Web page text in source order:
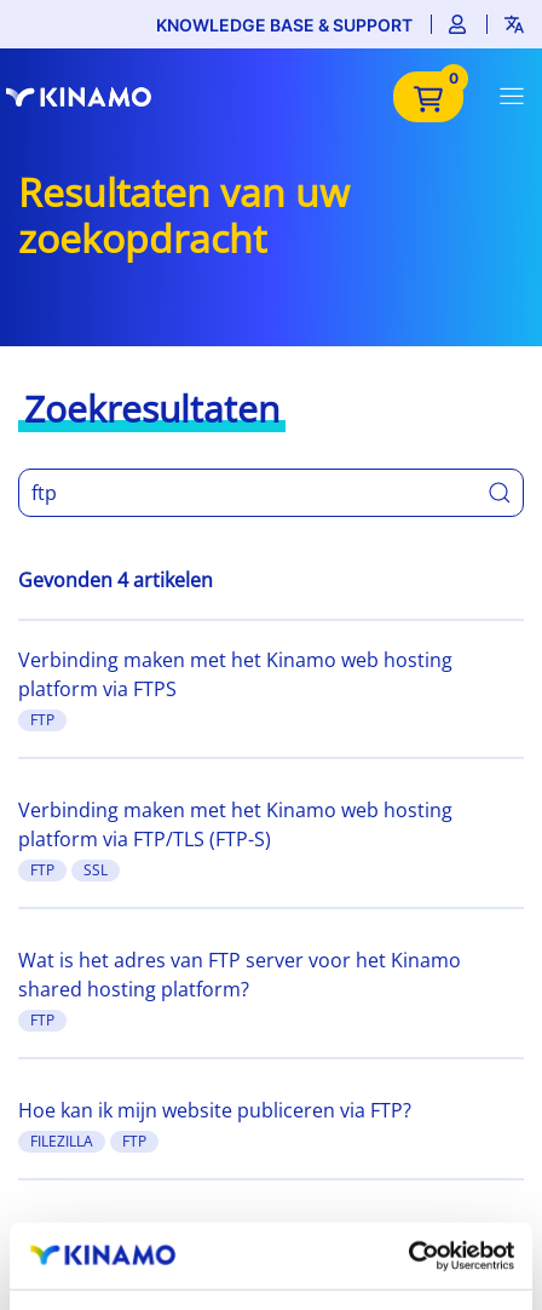
KNOWLEDGE BASE & SUPPORT
0
Resultaten van uw
zoekopdracht
Zoekresultaten
Gevonden 4 artikelen
Verbinding maken met het Kinamo web hosting
platform via FTPS
FTP
Verbinding maken met het Kinamo web hosting
platform via FTP/TLS (FTP-S)
FTP SSL
Wat is het adres van FTP server voor het Kinamo
shared hosting platform?
FTP
Hoe kan ik mijn website publiceren via FTP?
FILEZILLA FTP